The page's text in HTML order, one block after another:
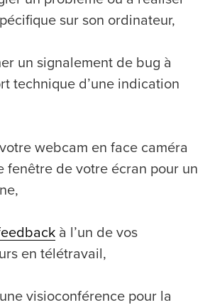
sur son ordinateur,
un signalement de bug à
technique d’une indication
webcam en face caméra
fenêtre de votre écran pour un
à l’un de vos
en télétravail,
visioconférence pour la